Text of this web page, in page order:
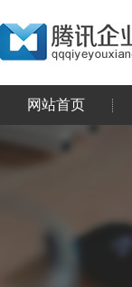
网站首页